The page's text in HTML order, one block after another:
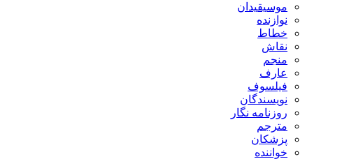
موسیقیدان
نوازنده
خطاط
نقاش
منجم
عارف
فیلسوف
نویسندگان
روزنامه نگار
مترجم
پزشکان
خواننده